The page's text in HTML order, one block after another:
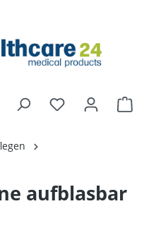
aufblasbar